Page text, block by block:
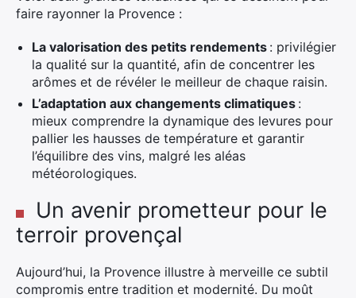
faire rayonner la Provence :
La valorisation des petits rendements : privilégier
la qualité sur la quantité, afin de concentrer les
arômes et de révéler le meilleur de chaque raisin.
L’adaptation aux changements climatiques :
mieux comprendre la dynamique des levures pour
pallier les hausses de température et garantir
l’équilibre des vins, malgré les aléas
météorologiques.
Un avenir prometteur pour le
terroir provençal
Aujourd’hui, la Provence illustre à merveille ce subtil
compromis entre tradition et modernité. Du moût
Rechercher
: